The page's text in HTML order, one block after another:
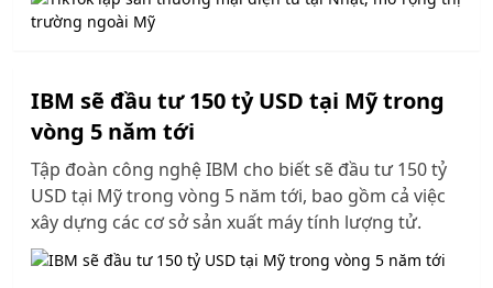
IBM sẽ đầu tư 150 tỷ USD tại Mỹ trong
vòng 5 năm tới
Tập đoàn công nghệ IBM cho biết sẽ đầu tư 150 tỷ
USD tại Mỹ trong vòng 5 năm tới, bao gồm cả việc
xây dựng các cơ sở sản xuất máy tính lượng tử.